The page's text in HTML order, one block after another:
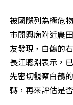
被國際列為極危
市開興廟附近農
友發現，白鶴的
長江聰淵表示，
先密切觀察白鶴
轉，再來評估是